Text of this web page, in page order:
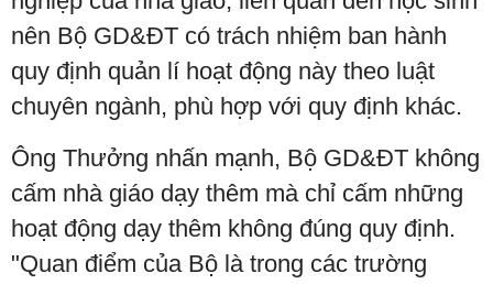
nên Bộ GD&ĐT có trách nhiệm ban hành
quy định quản lí hoạt động này theo luật
chuyên ngành, phù hợp với quy định khác.
Ông Thưởng nhấn mạnh, Bộ GD&ĐT không
cấm nhà giáo dạy thêm mà chỉ cấm những
hoạt động dạy thêm không đúng quy định.
"Quan điểm của Bộ là trong các trường